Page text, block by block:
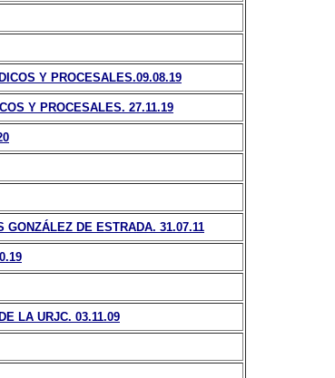
Y PROCESALES.09.08.19
Y PROCESALES. 27.11.19
GONZÁLEZ DE ESTRADA. 31.07.11
LA URJC. 03.11.09